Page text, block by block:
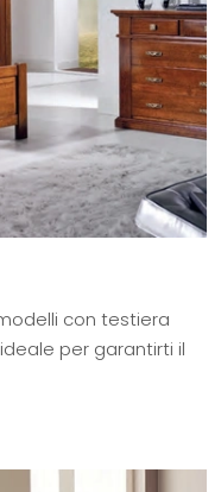
con testiera
per garantirti il